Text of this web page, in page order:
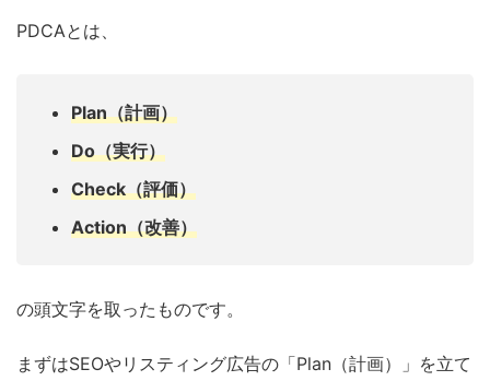
PDCAとは、
Plan（計画）
Do（実行）
Check（評価）
Action（改善）
の頭文字を取ったものです。
まずはSEOやリスティング広告の「Plan（計画）」を立て